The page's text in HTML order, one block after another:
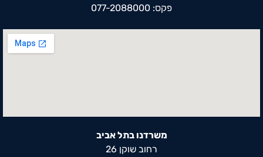
פקס: 077-2088000
משרדנו בתל אביב
רחוב שוקן 26